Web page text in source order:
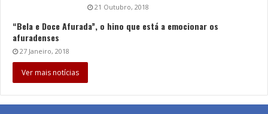
21 Outubro, 2018
“Bela e Doce Afurada”, o hino que está a emocionar os
afuradenses
27 Janeiro, 2018
Ver mais notícias